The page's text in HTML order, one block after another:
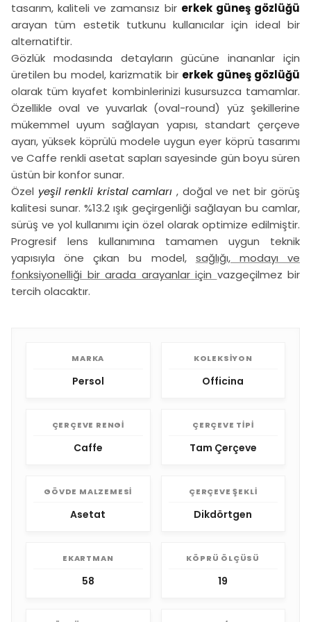
tasarım, kaliteli ve zamansız bir erkek güneş gözlüğü
arayan tüm estetik tutkunu kullanıcılar için ideal bir
alternatiftir.
Gözlük modasında detayların gücüne inananlar için
üretilen bu model, karizmatik bir erkek güneş gözlüğü
olarak tüm kıyafet kombinlerinizi kusursuzca tamamlar.
Özellikle oval ve yuvarlak (oval-round) yüz şekillerine
mükemmel uyum sağlayan yapısı, standart çerçeve
ayarı, yüksek köprülü modele uygun eyer köprü tasarımı
ve Caffe renkli asetat sapları sayesinde gün boyu süren
üstün bir konfor sunar.
Özel yeşil renkli kristal camları, doğal ve net bir görüş
kalitesi sunar. %13.2 ışık geçirgenliği sağlayan bu camlar,
sürüş ve yol kullanımı için özel olarak optimize edilmiştir.
Progresif lens kullanımına tamamen uygun teknik
yapısıyla öne çıkan bu model, sağlığı, modayı ve
fonksiyonelliği bir arada arayanlar için vazgeçilmez bir
tercih olacaktır.
MARKA
Persol
KOLEKSIYON
Officina
ÇERÇEVE RENGI
Caffe
ÇERÇEVE TIPI
Tam Çerçeve
GÖVDE MALZEMESI
Asetat
ÇERÇEVE ŞEKLI
Dikdörtgen
EKARTMAN
58
KÖPRÜ ÖLÇÜSÜ
19